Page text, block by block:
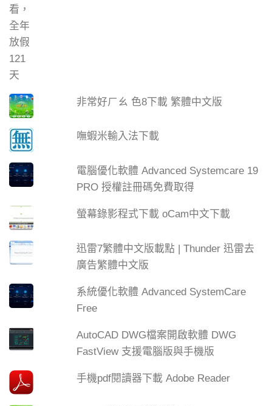
非常好ㄏㄠ 色8下載 繁體中文版
嘸蝦米輸入法下載
電腦優化軟體 Advanced Systemcare 19
PRO 授權註冊碼免費取得
螢幕錄影程式下載 oCam中文下載
迅雷7繁體中文版載點 | Thunder 迅雷去
廣告繁體中文版
系統優化軟體 Advanced SystemCare
Free
AutoCAD DWG檔案開啟軟體 DWG
FastView 支援電腦版與手機版
手機pdf閱讀器下載 Adobe Reader